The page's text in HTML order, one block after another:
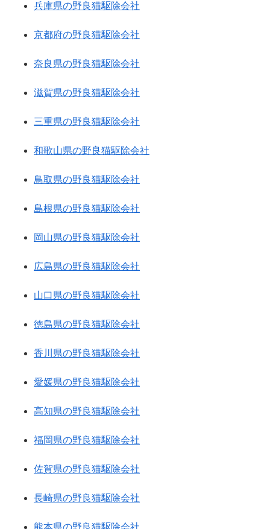
兵庫県の野良猫駆除会社
京都府の野良猫駆除会社
奈良県の野良猫駆除会社
滋賀県の野良猫駆除会社
三重県の野良猫駆除会社
和歌山県の野良猫駆除会社
鳥取県の野良猫駆除会社
島根県の野良猫駆除会社
岡山県の野良猫駆除会社
広島県の野良猫駆除会社
山口県の野良猫駆除会社
徳島県の野良猫駆除会社
香川県の野良猫駆除会社
愛媛県の野良猫駆除会社
高知県の野良猫駆除会社
福岡県の野良猫駆除会社
佐賀県の野良猫駆除会社
長崎県の野良猫駆除会社